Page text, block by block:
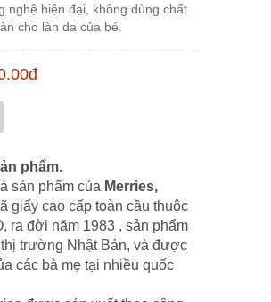
nghệ hiện đại, không dùng chất
cho làn da của bé.
đ
phẩm.
là sản phẩm của Merries,
giấy cao cấp toàn cầu thuộc
ra đời năm 1983 , sản phẩm
thị trường Nhật Bản, và được
các bà mẹ tại nhiều quốc